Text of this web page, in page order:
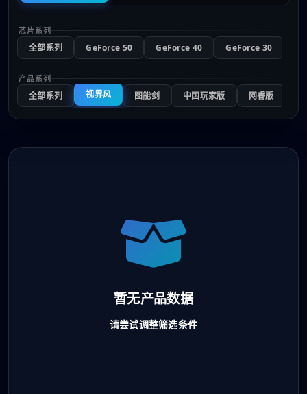
芯片系列
全部系列 GeForce 50 GeForce 40 GeForce 30
产品系列
全部系列 视界风 图能剑 中国玩家版 网睿版
暂无产品数据
请尝试调整筛选条件